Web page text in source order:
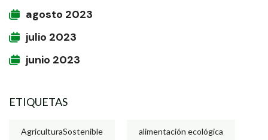
agosto 2023
julio 2023
junio 2023
ETIQUETAS
AgriculturaSostenible alimentación ecológica